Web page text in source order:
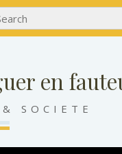
en
SOCIETE